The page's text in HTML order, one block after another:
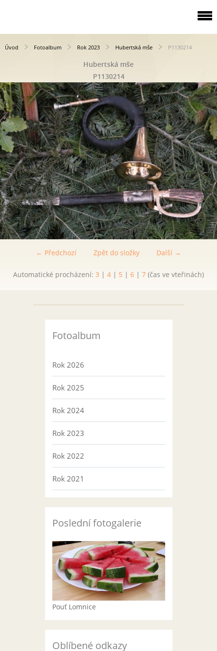
Úvod Fotoalbum Rok 2023 Hubertská mše P1130214
Hubertská mše
P1130214
← Předchozí Další →
Zpět do složky
Automatické procházení: 3 | 4 | 5 | 6 | 7 (čas ve vteřinách)
Fotoalbum
Rok 2026
Rok 2025
Rok 2024
Rok 2023
Rok 2022
Rok 2021
Poslední fotogalerie
Pouť Lomnice
Oblíbené odkazy